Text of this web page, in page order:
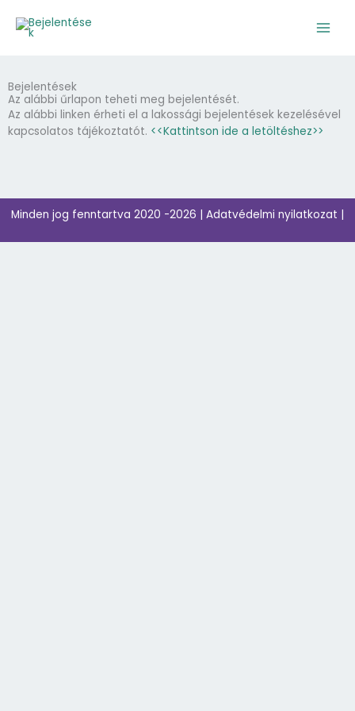
content
Bejelentések
Az alábbi űrlapon teheti meg bejelentését.
Az alábbi linken érheti el a lakossági bejelentések kezelésével
kapcsolatos tájékoztatót. <<Kattintson ide a letöltéshez>>
Minden jog fenntartva 2020 -2026 | Adatvédelmi nyilatkozat |